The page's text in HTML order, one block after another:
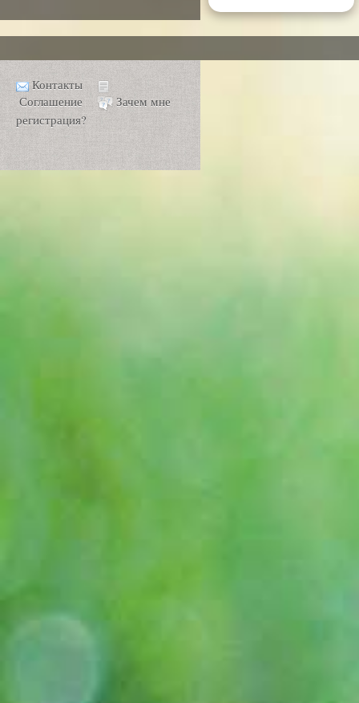
Контакты
Соглашение
Зачем мне
регистрация?